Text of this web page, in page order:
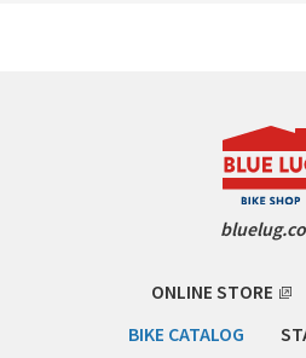
ONLINE STORE
BIKE CATALOG